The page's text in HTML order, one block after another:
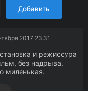
Добавить
2017 23:31
и режиссура
без надрыва.
миленькая.